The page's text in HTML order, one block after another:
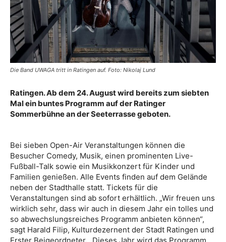
Die Band UWAGA tritt in Ratingen auf. Foto: Nikolaj Lund
Ratingen. Ab dem 24. August wird bereits zum siebten
Mal ein buntes Programm auf der Ratinger
Sommerbühne an der Seeterrasse geboten.
Bei sieben Open-Air Veranstaltungen können die
Besucher Comedy, Musik, einen prominenten Live-
Fußball-Talk sowie ein Musikkonzert für Kinder und
Familien genießen. Alle Events finden auf dem Gelände
neben der Stadthalle statt. Tickets für die
Veranstaltungen sind ab sofort erhältlich. „Wir freuen uns
wirklich sehr, dass wir auch in diesem Jahr ein tolles und
so abwechslungsreiches Programm anbieten können“,
sagt Harald Filip, Kulturdezernent der Stadt Ratingen und